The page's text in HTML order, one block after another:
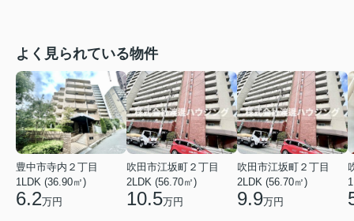
よく見られている物件
豊中市寺内２丁目
1LDK (36.90㎡)
6.2万円
吹田市江坂町２丁目
2LDK (56.70㎡)
10.5万円
吹田市江坂町２丁目
2LDK (56.70㎡)
9.9万円